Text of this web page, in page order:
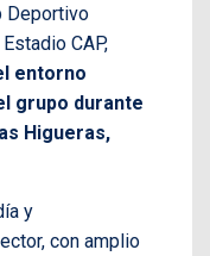
Deportivo
CAP,
entorno
grupo durante
Higueras,
y
con amplio